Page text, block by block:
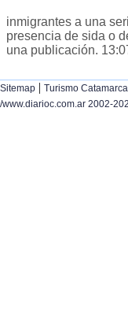
inmigrantes a una
presencia de sida o
una publicación.
Sitemap | Turismo Catamarca
/www.diarioc.com.ar 2002-